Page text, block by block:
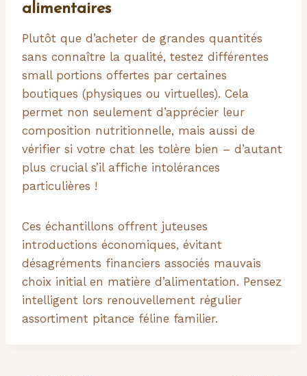
alimentaires
Plutôt que d’acheter de grandes quantités
sans connaître la qualité, testez différentes
small portions offertes par certaines
boutiques (physiques ou virtuelles). Cela
permet non seulement d’apprécier leur
composition nutritionnelle, mais aussi de
vérifier si votre chat les tolère bien – d’autant
plus crucial s’il affiche intolérances
particulières !
Ces échantillons offrent juteuses
introductions économiques, évitant
désagréments financiers associés mauvais
choix initial en matière d’alimentation. Pensez
intelligent lors renouvellement régulier
assortiment pitance féline familier.